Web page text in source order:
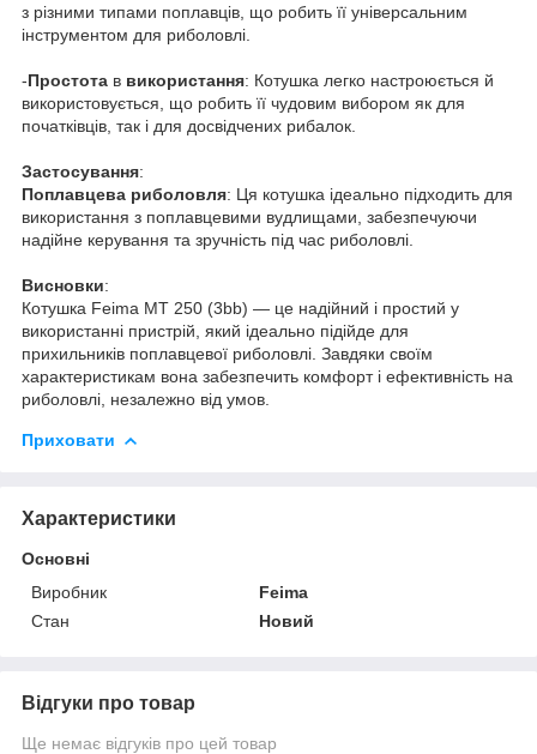
з різними типами поплавців, що робить її універсальним
інструментом для риболовлі.
-Простота в використання: Котушка легко настроюється й
використовується, що робить її чудовим вибором як для
початківців, так і для досвідчених рибалок.
Застосування:
Поплавцева риболовля: Ця котушка ідеально підходить для
використання з поплавцевими вудлищами, забезпечуючи
надійне керування та зручність під час риболовлі.
Висновки:
Котушка Feima MT 250 (3bb) — це надійний і простий у
використанні пристрій, який ідеально підійде для
прихильників поплавцевої риболовлі. Завдяки своїм
характеристикам вона забезпечить комфорт і ефективність на
риболовлі, незалежно від умов.
Приховати
Характеристики
Основні
Виробник
Feima
Стан
Новий
Відгуки про товар
Ще немає відгуків про цей товар